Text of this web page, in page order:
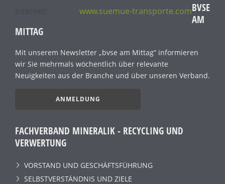
www.suemue-transporte.comBVSE
AM
MITTAG
Mit unserem Newsletter „bvse am Mittag“ informieren
wir Sie mehrmals wöchentlich über relevante
Neuigkeiten aus der Branche und über unseren Verband.
ANMELDUNG
FACHVERBAND MINERALIK - RECYCLING UND
VERWERTUNG
VORSTAND UND GESCHÄFTSFÜHRUNG
SELBSTVERSTÄNDNIS UND ZIELE